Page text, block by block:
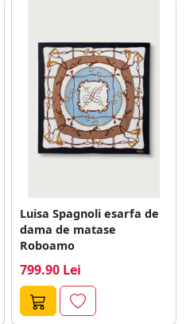
Luisa Spagnoli esarfa de
dama de matase
Roboamo
799.90 Lei